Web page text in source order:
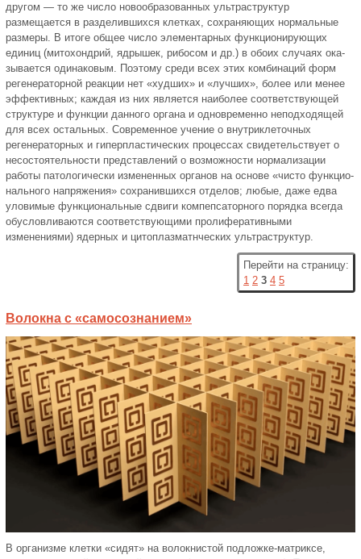
другом — то же число новообразованных ультра­структур
размещается в разделив­шихся клетках, сохраняющих нор­мальные
размеры. В итоге общее число элементарных функционирую­щих
единиц (митохондрий, ядрышек, рибосом и др.) в обоих случаях ока­
зывается одинаковым. Поэтому сре­ди всех этих комбинаций форм
реге­нераторной реакции нет «худших» и «лучших», более или менее
эффек­тивных; каждая из них является наиболее соответствующей
структу­ре и функции данного органа и од­новременно неподходящей
для всех остальных. Современное учение о внутри­клеточных
регенераторных и гипер­пластических процессах свидетель­ствует о
несостоятельности представ­лений о возможности нормализации
работы патологически измененных органов на основе «чисто функцио­
нального напряжения» сохранив­шихся отделов; любые, даже едва
уловимые функциональные сдвиги компепсаторного порядка всегда
обусловливаются соответствующими пролиферативными
изменениями) ядерных и цитоплазматнческих ультраструктур.
Перейти на страницу:
1 2 3 4 5
Волокна с «самосознанием»
В организме клетки «сидят» на волокнистой подложке-матриксе,